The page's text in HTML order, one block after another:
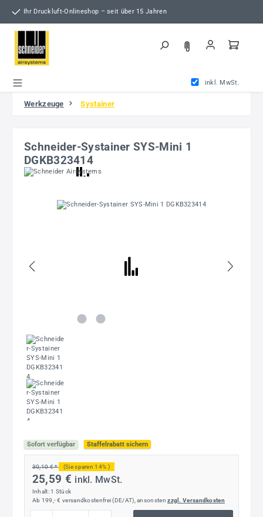
Zum Hauptinhalt springen
Ihr Druckluft-Onlineshop – seit über 15 Jahren
inkl. MwSt.
Werkzeuge Systainer
Schneider-Systainer SYS-Mini 1
DGKB323414
Bildergalerie überspringen
Sofort verfügbar Staffelrabatt sichern
30,10 € * (Sie sparen 14% )
25,59 € inkl. MwSt.
Inhalt: 1 Stück
Ab 199,- € versandkostenfrei (DE/AT), ansonstenzzgl. Versandkosten